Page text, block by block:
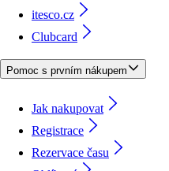
itesco.cz
Clubcard
Pomoc s prvním nákupem
Jak nakupovat
Registrace
Rezervace času